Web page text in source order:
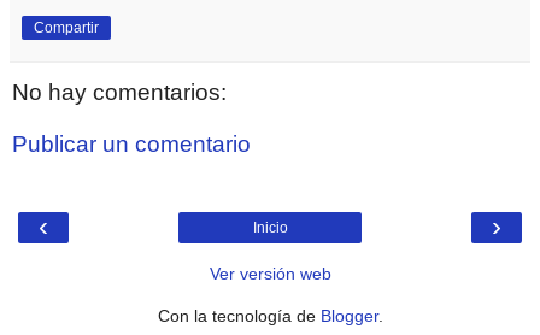
Compartir
No hay comentarios:
Publicar un comentario
‹ ›
Inicio
Ver versión web
Con la tecnología de Blogger.